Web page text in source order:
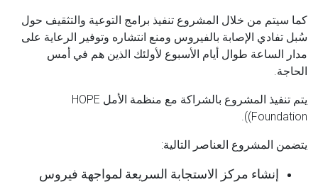
كما سيتم من خلال المشروع تنفيذ برامج التوعية والتثقيف حول
سُبل تفادي الإصابة بالفيروس ومنع انتشاره وتوفير الرعاية على
مدار الساعة طوال أيام الأسبوع لأولئك الذين هم في أمس
الحاجة.
يتم تنفيذ المشروع بالشراكة مع منظمة الأمل HOPE
Foundation)).
يتضمن المشروع العناصر التالية:
إنشاء مركز الاستجابة السريعة لمواجهة فيروس